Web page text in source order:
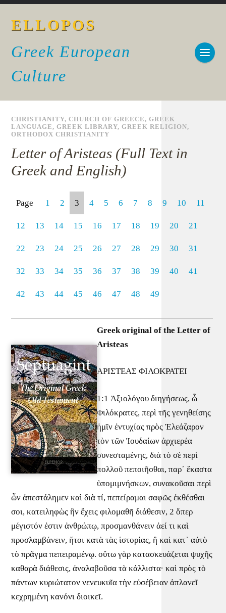
ELLOPOS
Greek European
Culture
CHRISTIANITY,CHURCH OF GREECE,GREEK
LANGUAGE,GREEK LIBRARY,GREEK RELIGION,
ORTHODOX CHRISTIANITY
Letter of Aristeas (Full Text in
Greek and English)
Page 1 2 3 4 5 6 7 8 9 10 11
12 13 14 15 16 17 18 19 20 21
22 23 24 25 26 27 28 29 30 31
32 33 34 35 36 37 38 39 40 41
42 43 44 45 46 47 48 49
Greek original of the Letter of
Aristeas
ΑΡΙΣΤΕΑΣ ΦΙΛΟΚΡΑΤΕΙ
1:1 Ἀξιολόγου διηγήσεως, ὦ
Φιλόκρατες, περὶ τῆς γενηθείσης
ἡμῖν ἐντυχίας πρὸς Ἐλεάζαρον
τὸν τῶν Ἰουδαίων ἀρχιερέα
συνεσταμένης, διὰ τὸ σὲ περὶ
πολλοῦ πεποιῆσθαι, παρ᾽ ἕκαστα
ὑπομιμνήσκων, συνακοῦσαι περὶ
ὧν ἀπεστάλημεν καὶ διὰ τί, πεπείραμαι σαφῶς ἐκθέσθαι
σοι, κατειληφὼς ἣν ἔχεις φιλομαθῆ διάθεσιν, 2 ὅπερ
μέγιστόν ἐστιν ἀνθρώπῳ, προσμανθάνειν ἀεί τι καὶ
προσλαμβάνειν, ἤτοι κατὰ τὰς ἱστορίας, ἢ καὶ κατ᾽ αὐτὸ
τὸ πρᾶγμα πεπειραμένῳ. οὕτω γὰρ κατασκευάζεται ψυχῆς
καθαρὰ διάθεσις, ἀναλαβοῦσα τὰ κάλλιστα· καὶ πρὸς τὸ
πάντων κυριώτατον νενευκυῖα τὴν εὐσέβειαν ἀπλανεῖ
κεχρημένη κανόνι διοικεῖ.